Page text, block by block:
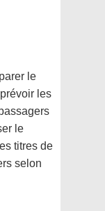
le
les
le
titres de
selon